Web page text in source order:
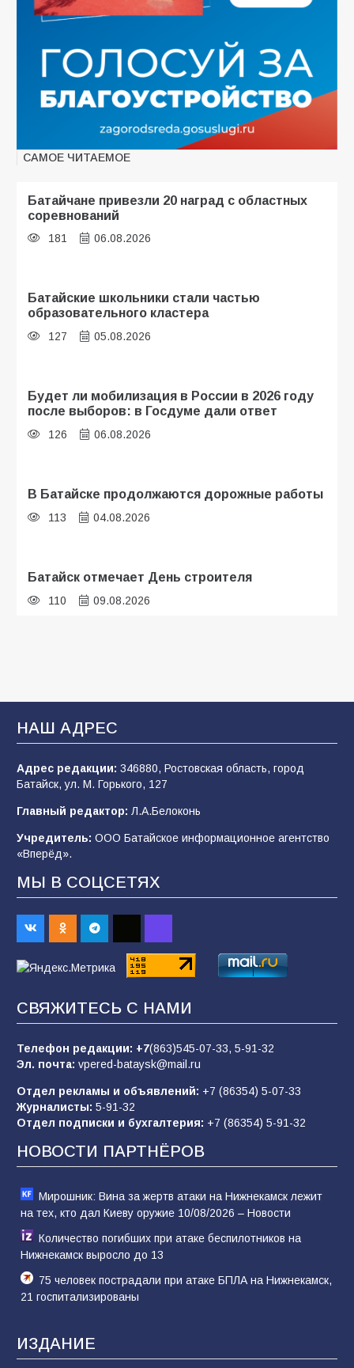
САМОЕ ЧИТАЕМОЕ
Батайчане привезли 20 наград с областных
соревнований
181 06.08.2026
Батайские школьники стали частью
образовательного кластера
127 05.08.2026
Будет ли мобилизация в России в 2026 году
после выборов: в Госдуме дали ответ
126 06.08.2026
В Батайске продолжаются дорожные работы
113 04.08.2026
Батайск отмечает День строителя
110 09.08.2026
Батайским спортсменам вручили награды
Командовал боем до последнего: герой
05.08.2026
В библиотеке имени М.Ю. Лермонтова
состоялось литературно-творческое
65 07.08.2026
«Слухи — не указ»: почему разговоры о
68 07.08.2026
НАШ АДРЕС
Адрес редакции: 346880, Ростовская область, город
Батайск, ул. М. Горького, 127
Главный редактор: Л.А.Белоконь
Учредитель: ООО Батайское информационное агентство
«Вперёд».
МЫ В СОЦСЕТЯХ
СВЯЖИТЕСЬ С НАМИ
Телефон редакции: +7(863)545-07-33, 5-91-32
Эл. почта: vpered-bataysk@mail.ru
Отдел рекламы и объявлений: +7 (86354) 5-07-33
Журналисты: 5-91-32
Отдел подписки и бухгалтерия: +7 (86354) 5-91-32
НОВОСТИ ПАРТНЁРОВ
Мирошник: Вина за жертв атаки на Нижнекамск лежит
на тех, кто дал Киеву оружие 10/08/2026 – Новости
Количество погибших при атаке беспилотников на
Нижнекамск выросло до 13
75 человек пострадали при атаке БПЛА на Нижнекамск,
21 госпитализированы
ИЗДАНИЕ